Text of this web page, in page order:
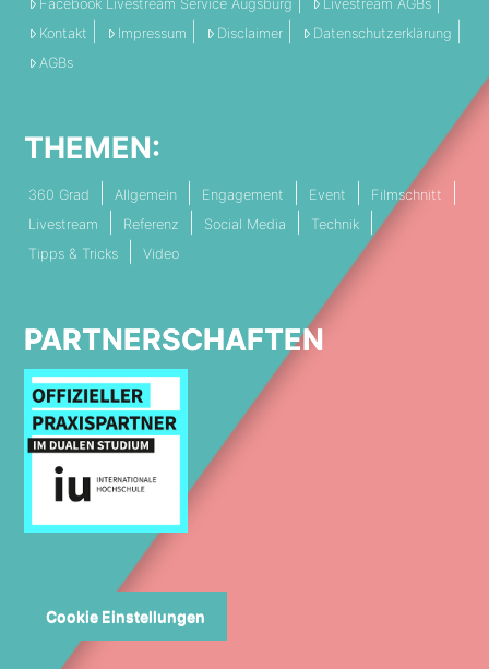
Facebook Livestream Service Augsburg
Livestream AGBs
Kontakt
Impressum Disclaimer
Datenschutzerklärung
AGBs
THEMEN:
360 Grad Allgemein Engagement Event
Filmschnitt
Livestream
Referenz Social Media
Technik
Tipps & Tricks
Video
PARTNERSCHAFTEN
Cookie Einstellungen